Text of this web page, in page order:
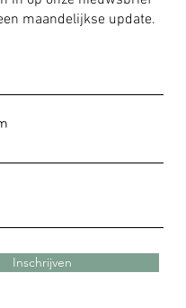
maandelijkse update.
Inschrijven